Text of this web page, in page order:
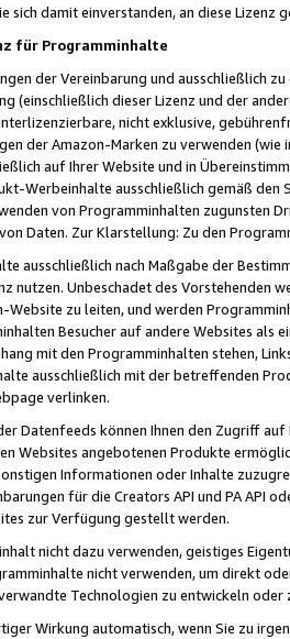
sich damit einverstanden, an diese Lizenz
für Programminhalte
der Vereinbarung und ausschließlich
(einschließlich dieser Lizenz und der
nicht exklusive,
der Amazon-Marken zu verwenden
auf Ihrer Website und in
Werbeinhalte ausschließlich gemäß
von Programminhalten zugunsten
Daten. Zur Klarstellung: Zu den
ausschließlich nach Maßgabe der
nutzen. Unbeschadet des Vorstehenden
Website zu leiten, und werden
Besucher auf andere Websites als
mit den Programminhalten stehen,
ausschließlich mit der betreffenden
verlinken.
Datenfeeds können Ihnen den Zugriff
Websites angebotenen Produkte
Informationen oder Inhalte
für die Creators API und PA API
zur Verfügung gestellt werden.
nicht dazu verwenden, geistiges
nicht verwenden, um direkt
Technologien zu entwickeln
Wirkung automatisch, wenn Sie zu